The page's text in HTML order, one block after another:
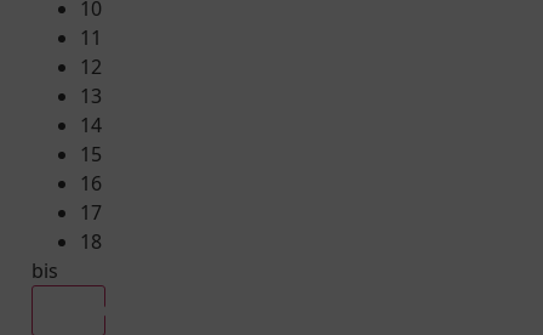
10
11
12
13
14
15
16
17
18
bis